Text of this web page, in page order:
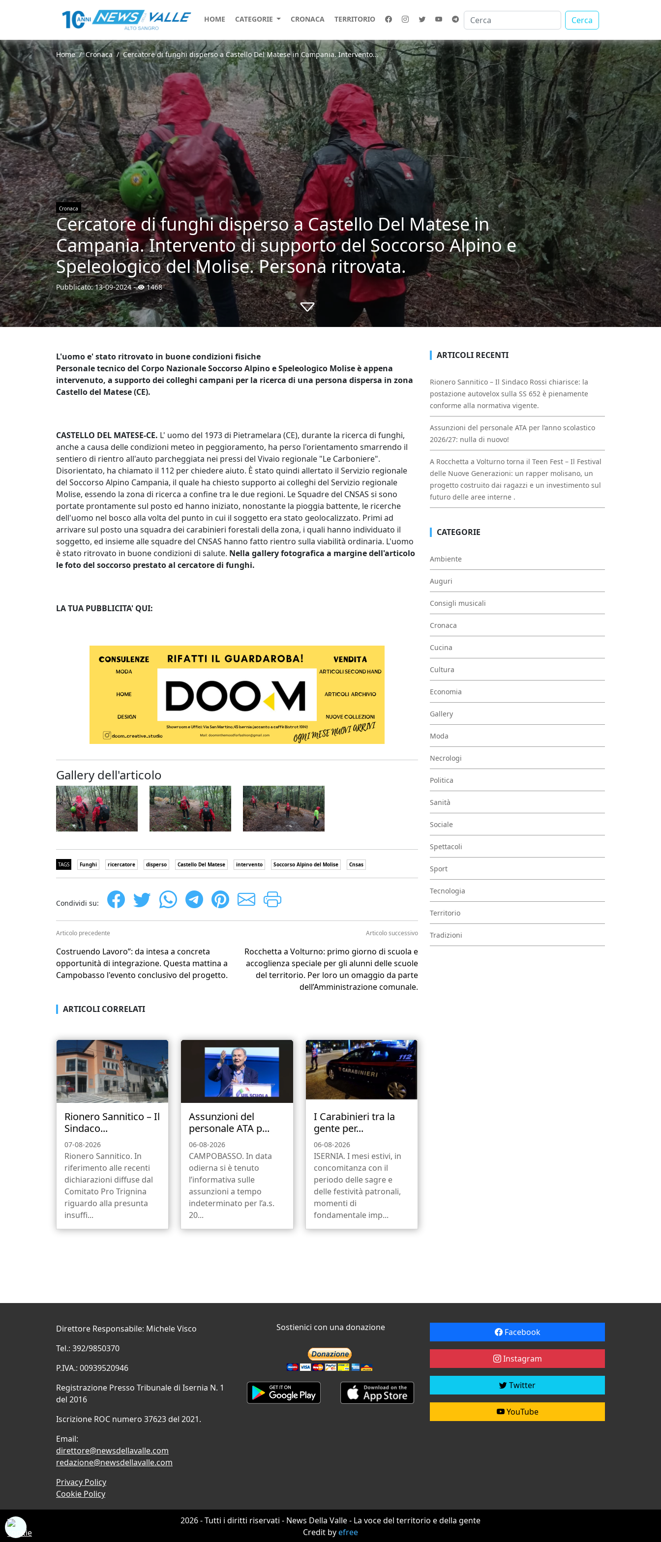
HOME CATEGORIE CRONACA TERRITORIO Cerca
Home Cronaca Cercatore di funghi disperso a Castello Del Matese in Campania. Intervento...
Cronaca
Cercatore di funghi disperso a Castello Del Matese in
Campania. Intervento di supporto del Soccorso Alpino e
Speleologico del Molise. Persona ritrovata.
Pubblicato:13-09-2024- 1468
L'uomo e' stato ritrovato in buone condizioni fisiche
Personale tecnico del Corpo Nazionale Soccorso Alpino e Speleologico Molise è appena
intervenuto, a supporto dei colleghi campani per la ricerca di una persona dispersa in zona
Castello del Matese (CE).
CASTELLO DEL MATESE-CE. L' uomo del 1973 di Pietramelara (CE), durante la ricerca di funghi,
anche a causa delle condizioni meteo in peggioramento, ha perso l'orientamento smarrendo il
sentiero di rientro all'auto parcheggiata nei pressi del Vivaio regionale "Le Carboniere".
Disorientato, ha chiamato il 112 per chiedere aiuto. È stato quindi allertato il Servizio regionale
del Soccorso Alpino Campania, il quale ha chiesto supporto ai colleghi del Servizio regionale
Molise, essendo la zona di ricerca a confine tra le due regioni. Le Squadre del CNSAS si sono
portate prontamente sul posto ed hanno iniziato, nonostante la pioggia battente, le ricerche
dell'uomo nel bosco alla volta del punto in cui il soggetto era stato geolocalizzato. Primi ad
arrivare sul posto una squadra dei carabinieri forestali della zona, i quali hanno individuato il
soggetto, ed insieme alle squadre del CNSAS hanno fatto rientro sulla viabilità ordinaria. L'uomo
è stato ritrovato in buone condizioni di salute. Nella gallery fotografica a margine dell'articolo
le foto del soccorso prestato al cercatore di funghi.
LA TUA PUBBLICITA' QUI:
Gallery dell'articolo
TAGS Funghi ricercatore disperso Castello Del Matese intervento Soccorso Alpino del Molise Cnsas
Condividi su:
Articolo precedente
Costruendo Lavoro”: da intesa a concreta
opportunità di integrazione. Questa mattina a
Campobasso l'evento conclusivo del progetto.
Articolo successivo
Rocchetta a Volturno: primo giorno di scuola e
accoglienza speciale per gli alunni delle scuole
del territorio. Per loro un omaggio da parte
dell’Amministrazione comunale.
ARTICOLI CORRELATI
Rionero Sannitico – Il
Sindaco...
07-08-2026
Rionero Sannitico. In
riferimento alle recenti
dichiarazioni diffuse dal
Comitato Pro Trignina
riguardo alla presunta
insuffi...
Assunzioni del
personale ATA p...
06-08-2026
CAMPOBASSO. In data
odierna si è tenuto
l’informativa sulle
assunzioni a tempo
indeterminato per l’a.s.
20...
I Carabinieri tra la
gente per...
06-08-2026
ISERNIA. I mesi estivi, in
concomitanza con il
periodo delle sagre e
delle festività patronali,
momenti di
fondamentale imp...
ARTICOLI RECENTI
Rionero Sannitico – Il Sindaco Rossi chiarisce: la
postazione autovelox sulla SS 652 è pienamente
conforme alla normativa vigente.
Assunzioni del personale ATA per l’anno scolastico
2026/27: nulla di nuovo!
A Rocchetta a Volturno torna il Teen Fest – Il Festival
delle Nuove Generazioni: un rapper molisano, un
progetto costruito dai ragazzi e un investimento sul
futuro delle aree interne .
CATEGORIE
Ambiente
Auguri
Consigli musicali
Cronaca
Cucina
Cultura
Economia
Gallery
Moda
Necrologi
Politica
Sanità
Sociale
Spettacoli
Sport
Tecnologia
Territorio
Tradizioni
Direttore Responsabile: Michele Visco
Tel.: 392/9850370
P.IVA.: 00939520946
Registrazione Presso Tribunale di Isernia N. 1
del 2016
Iscrizione ROC numero 37623 del 2021.
Email:
direttore@newsdellavalle.com
redazione@newsdellavalle.com
Privacy Policy
Cookie Policy
Sostienici con una donazione Facebook
Instagram
Twitter
YouTube
2026 - Tutti i diritti riservati - News Della Valle - La voce del territorio e della gente
Credit byefree